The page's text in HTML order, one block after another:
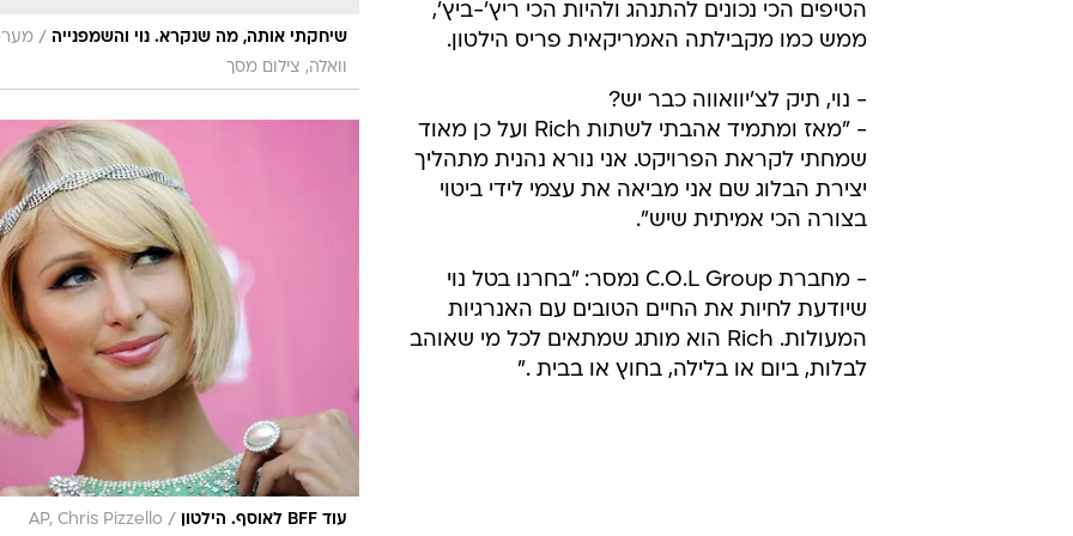
שיחקתי אותה, מה שנקרא. נוי והשמפנייה /
וואלה, צילום מסך
עוד BFF לאוסף. הילטון /
AP, Chris Pizzello
הטיפים הכי נכונים להתנהג ולהיות הכי ריץ'-ביץ',
ממש כמו מקבילתה האמריקאית פריס הילטון.
- נוי, תיק לצ'יוואווה כבר יש?
- "מאז ומתמיד אהבתי לשתות Rich ועל כן מאוד
שמחתי לקראת הפרויקט. אני נורא נהנית מתהליך
יצירת הבלוג שם אני מביאה את עצמי לידי ביטוי
בצורה הכי אמיתית שיש".
- מחברת C.O.L Group נמסר: "בחרנו בטל נוי
שיודעת לחיות את החיים הטובים עם האנרגיות
המעולות. Rich הוא מותג שמתאים לכל מי שאוהב
לבלות, ביום או בלילה, בחוץ או בבית ."